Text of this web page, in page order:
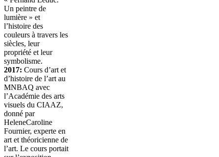
Un peintre de
lumière » et
l’histoire des
couleurs à travers les
siècles, leur
propriété et leur
symbolisme.
2017: Cours d’art et
d’histoire de l’art au
MNBAQ avec
l’Académie des arts
visuels du CIAAZ,
donné par
HeleneCaroline
Fournier, experte en
art et théoricienne de
l’art. Le cours portait